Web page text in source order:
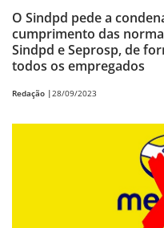
O Sindpd pede a
cumprimento das
Sindpd e Seprosp, de
todos os empregados
Redação |28/09/2023